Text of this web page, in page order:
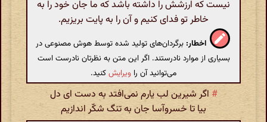
نیست که ارزشش را داشته باشد که ما جان خود را به
خاطر تو فدای کنیم و آن را به پایت بریزیم.
اخطار: برگردان‌های تولید شده توسط هوش مصنوعی در
بسیاری از موارد نادرستند. اگر این متن به نظرتان نادرست است
می‌توانید آن را ویرایشکنید.
# اگر شیرین لب یارم نمی‌افتد به دست ای دل
بیا تا خسروآسا جان به تنگ شکّر اندازیم